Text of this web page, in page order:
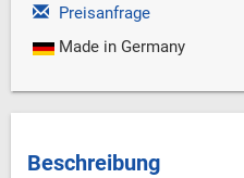
Preisanfrage
Made in Germany
Beschreibung